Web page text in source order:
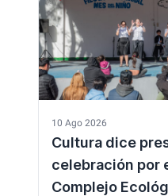
10 Ago 2026
Cultura dice
celebración por
Complejo